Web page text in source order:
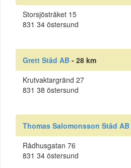
Storsjöstråket 15
831 34 östersund
Grett Städ AB - 28 km
Krutvaktargränd 27
831 38 östersund
Thomas Salomonsson Städ AB
Rådhusgatan 76
831 34 östersund